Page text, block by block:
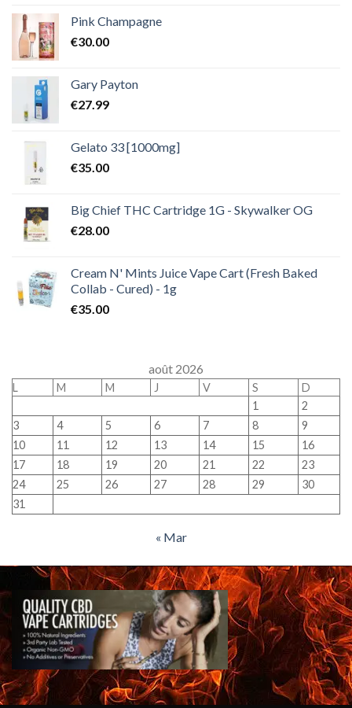
Pink Champagne
€30.00
Gary Payton
€27.99
Gelato 33 [1000mg]
€35.00
Big Chief THC Cartridge 1G - Skywalker OG
€28.00
Cream N' Mints Juice Vape Cart (Fresh Baked
Collab - Cured) - 1g
€35.00
août 2026
L M M J V S
D
1
2
3
4 5 6 7 8
9
10
11 12 13 14 15
16
17
18 19 20 21 22
23
24
25 26 27 28 29
30
31
« Mar